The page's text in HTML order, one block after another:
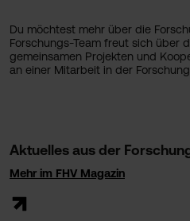
Du möchtest mehr über die
Forschungs-Team freut sich über
gemeinsamen Projekten und
an einer Mitarbeit in der
Aktuelles aus der
Mehr im FHV Magazin